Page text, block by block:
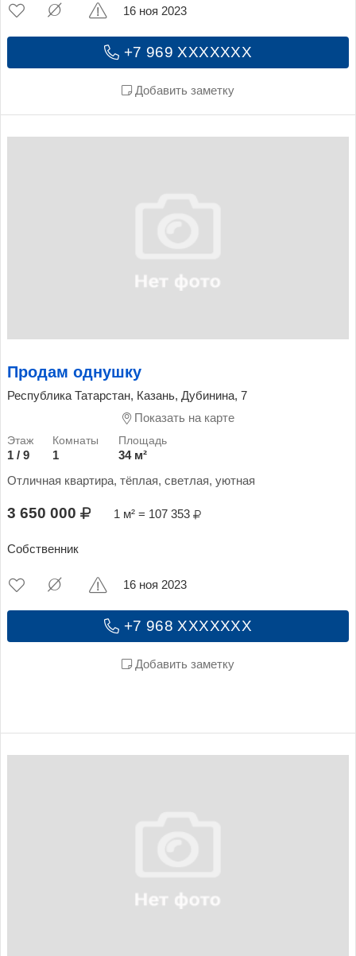
+7 969 XXXXXXX
Добавить заметку
16 ноя 2023
Продам однушку
Республика Татарстан, Казань, Дубинина, 7
Показать на карте
1 / 9 1
34 м²
Отличная квартира, тёплая, светлая, уютная
3 650 000 1 м² = 107 353
Собственник
+7 968 XXXXXXX
Добавить заметку
16 ноя 2023